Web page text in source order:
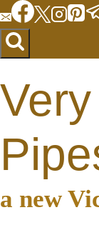
Перейти
до
вмісту
a new